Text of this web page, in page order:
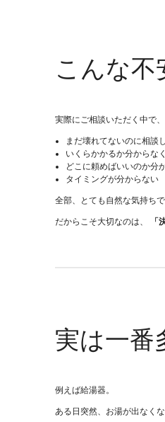
こんな
実際にご相談いただく中で
まだ壊れてないのに相談
いくらかかるか分からな
どこに頼めばいいのか分
タイミングが分からない
全部、とても自然な気持ちで
だからこそ大切なのは、 「
実は一番
例えば給湯器。
ある日突然、お湯が出なくな